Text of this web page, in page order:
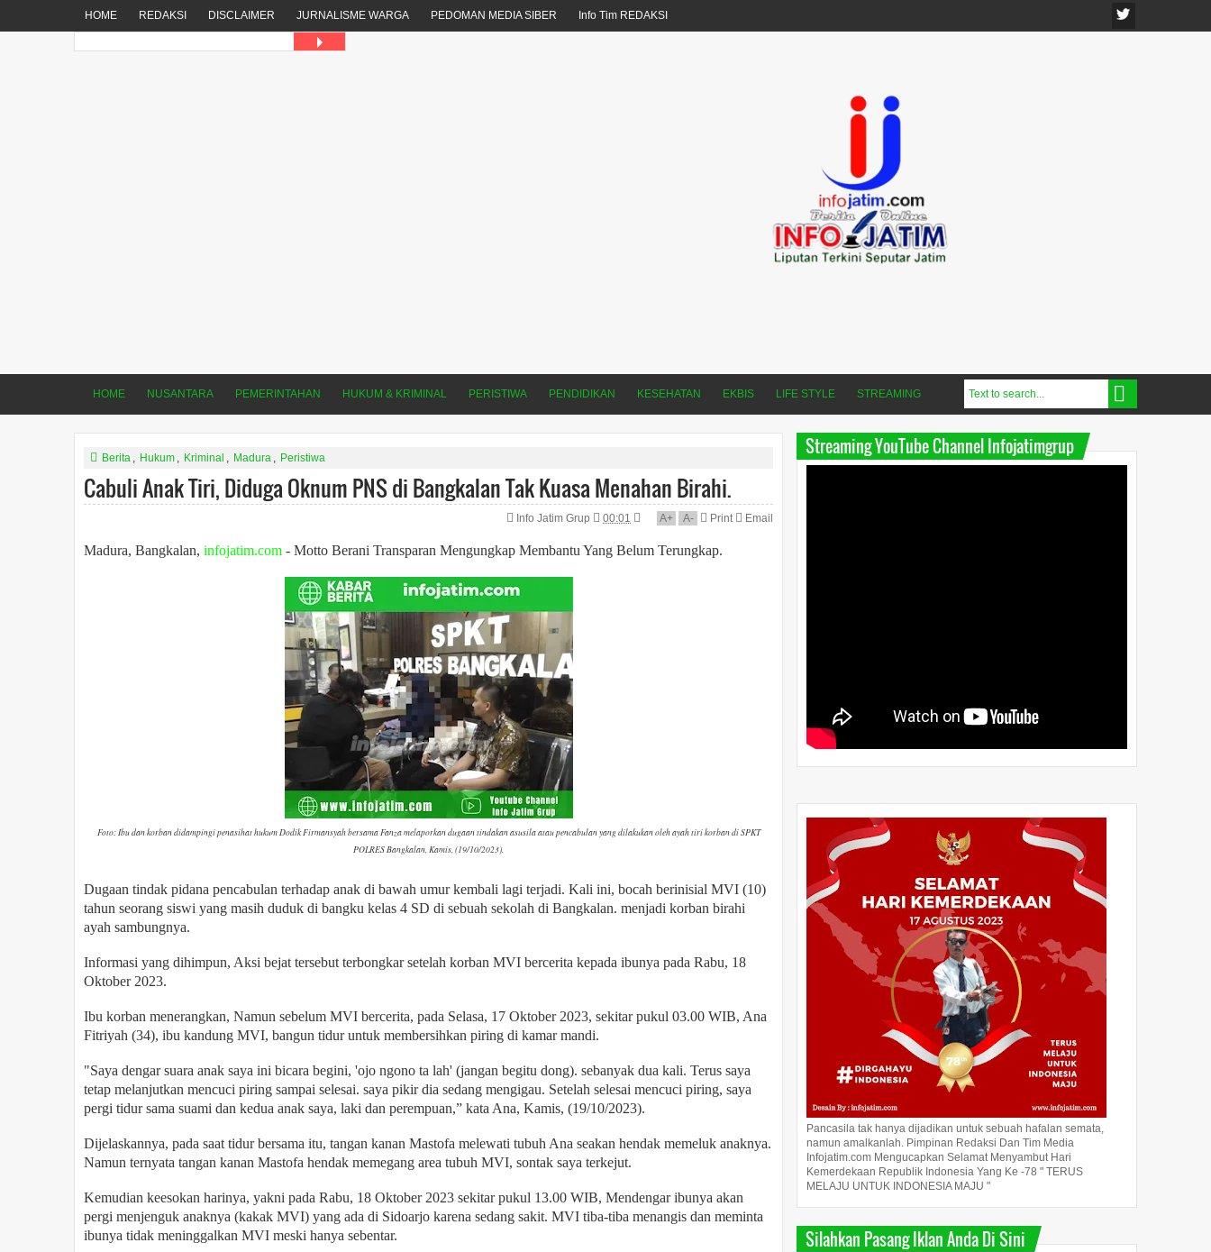
HOME REDAKSI DISCLAIMER JURNALISME WARGA PEDOMAN MEDIA SIBER Info Tim REDAKSI
HOME NUSANTARA PEMERINTAHAN HUKUM & KRIMINAL PERISTIWA PENDIDIKAN KESEHATAN EKBIS LIFE STYLE STREAMING
Berita , Hukum , Kriminal , Madura , Peristiwa
Cabuli Anak Tiri, Diduga Oknum PNS di Bangkalan Tak Kuasa Menahan Birahi.
Info Jatim Grup 00:01 A+ A- Print Email
Madura, Bangkalan, infojatim.com - Motto Berani Transparan Mengungkap Membantu Yang Belum Terungkap.
Foto: Ibu dan korban didampingi penasihat hukum Dodik Firmansyah bersama Fanza melaporkan dugaan tindakan asusila atau pencabulan yang dilakukan oleh ayah tiri korban di SPKT
POLRES Bangkalan, Kamis, (19/10/2023).
Dugaan tindak pidana pencabulan terhadap anak di bawah umur kembali lagi terjadi. Kali ini, bocah berinisial MVI (10)
tahun seorang siswi yang masih duduk di bangku kelas 4 SD di sebuah sekolah di Bangkalan. menjadi korban birahi
ayah sambungnya.
Informasi yang dihimpun, Aksi bejat tersebut terbongkar setelah korban MVI bercerita kepada ibunya pada Rabu, 18
Oktober 2023.
Ibu korban menerangkan, Namun sebelum MVI bercerita, pada Selasa, 17 Oktober 2023, sekitar pukul 03.00 WIB, Ana
Fitriyah (34), ibu kandung MVI, bangun tidur untuk membersihkan piring di kamar mandi.
"Saya dengar suara anak saya ini bicara begini, 'ojo ngono ta lah' (jangan begitu dong). sebanyak dua kali. Terus saya
tetap melanjutkan mencuci piring sampai selesai. saya pikir dia sedang mengigau. Setelah selesai mencuci piring, saya
pergi tidur sama suami dan kedua anak saya, laki dan perempuan,” kata Ana, Kamis, (19/10/2023).
Dijelaskannya, pada saat tidur bersama itu, tangan kanan Mastofa melewati tubuh Ana seakan hendak memeluk anaknya.
Namun ternyata tangan kanan Mastofa hendak memegang area tubuh MVI, sontak saya terkejut.
Kemudian keesokan harinya, yakni pada Rabu, 18 Oktober 2023 sekitar pukul 13.00 WIB, Mendengar ibunya akan
pergi menjenguk anaknya (kakak MVI) yang ada di Sidoarjo karena sedang sakit. MVI tiba-tiba menangis dan meminta
ibunya tidak meninggalkan MVI meski hanya sebentar.
Streaming YouTube Channel Infojatimgrup
Pancasila tak hanya dijadikan untuk sebuah hafalan semata,
namun amalkanlah. Pimpinan Redaksi Dan Tim Media
Infojatim.com Mengucapkan Selamat Menyambut Hari
Kemerdekaan Republik Indonesia Yang Ke -78 " TERUS
MELAJU UNTUK INDONESIA MAJU "
Silahkan Pasang Iklan Anda Di Sini